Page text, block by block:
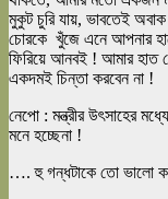
মুকুট চুরি যায়, ভাবতেই
চোরকে খুঁজে এনে আপনার
ফিরিয়ে আনবই ! আমার হাত
একদমই চিন্তা করবেন না !
নেপো : মন্ত্রীর উৎসাহের
মনে হচ্ছেনা !
…. হু গন্ধটাকে তো ভালো